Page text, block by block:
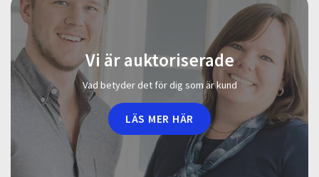
Vi är auktoriserade
Vad betyder det för dig som är kund
LÄS MER HÄR